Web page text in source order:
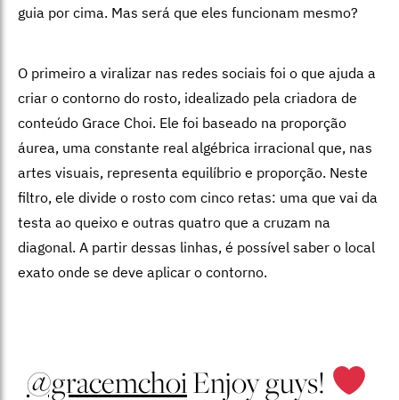
guia por cima. Mas será que eles funcionam mesmo?
O primeiro a viralizar nas redes sociais foi o que ajuda a
criar o contorno do rosto, idealizado pela criadora de
conteúdo Grace Choi. Ele foi baseado na proporção
áurea, uma constante real algébrica irracional que, nas
artes visuais, representa equilíbrio e proporção. Neste
filtro, ele divide o rosto com cinco retas: uma que vai da
testa ao queixo e outras quatro que a cruzam na
diagonal. A partir dessas linhas, é possível saber o local
exato onde se deve aplicar o contorno.
@gracemchoiEnjoy guys!